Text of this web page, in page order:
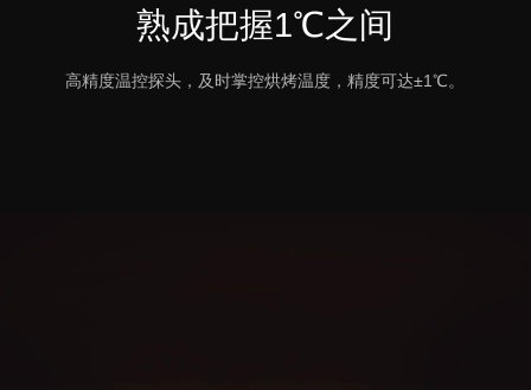
熟成把握1℃之间
高精度温控探头，及时掌控烘烤温度，精度可达±1℃。